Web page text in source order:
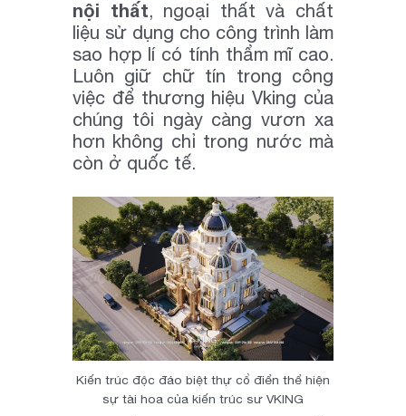
nội thất, ngoại thất và chất
liệu sử dụng cho công trình làm
sao hợp lí có tính thẩm mĩ cao.
Luôn giữ chữ tín trong công
việc để thương hiệu Vking của
chúng tôi ngày càng vươn xa
hơn không chỉ trong nước mà
còn ở quốc tế.
Kiến trúc độc đáo biệt thự cổ điển thể hiện
sự tài hoa của kiến trúc sư VKING